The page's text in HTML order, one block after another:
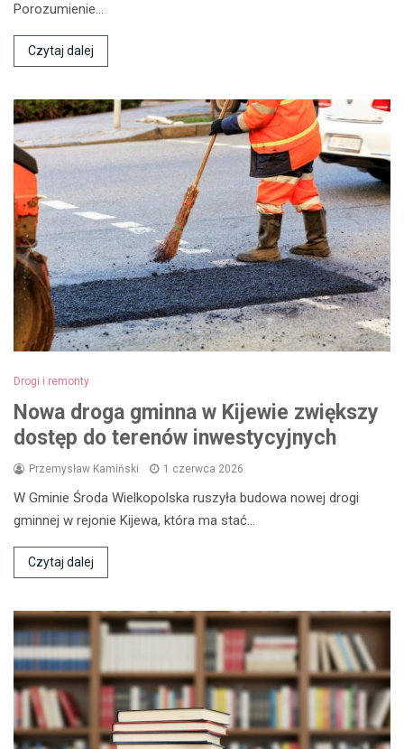
Porozumienie…
Czytaj dalej
Drogi i remonty
Nowa droga gminna w Kijewie zwiększy
dostęp do terenów inwestycyjnych
Przemysław Kamiński 1 czerwca 2026
W Gminie Środa Wielkopolska ruszyła budowa nowej drogi
gminnej w rejonie Kijewa, która ma stać…
Czytaj dalej